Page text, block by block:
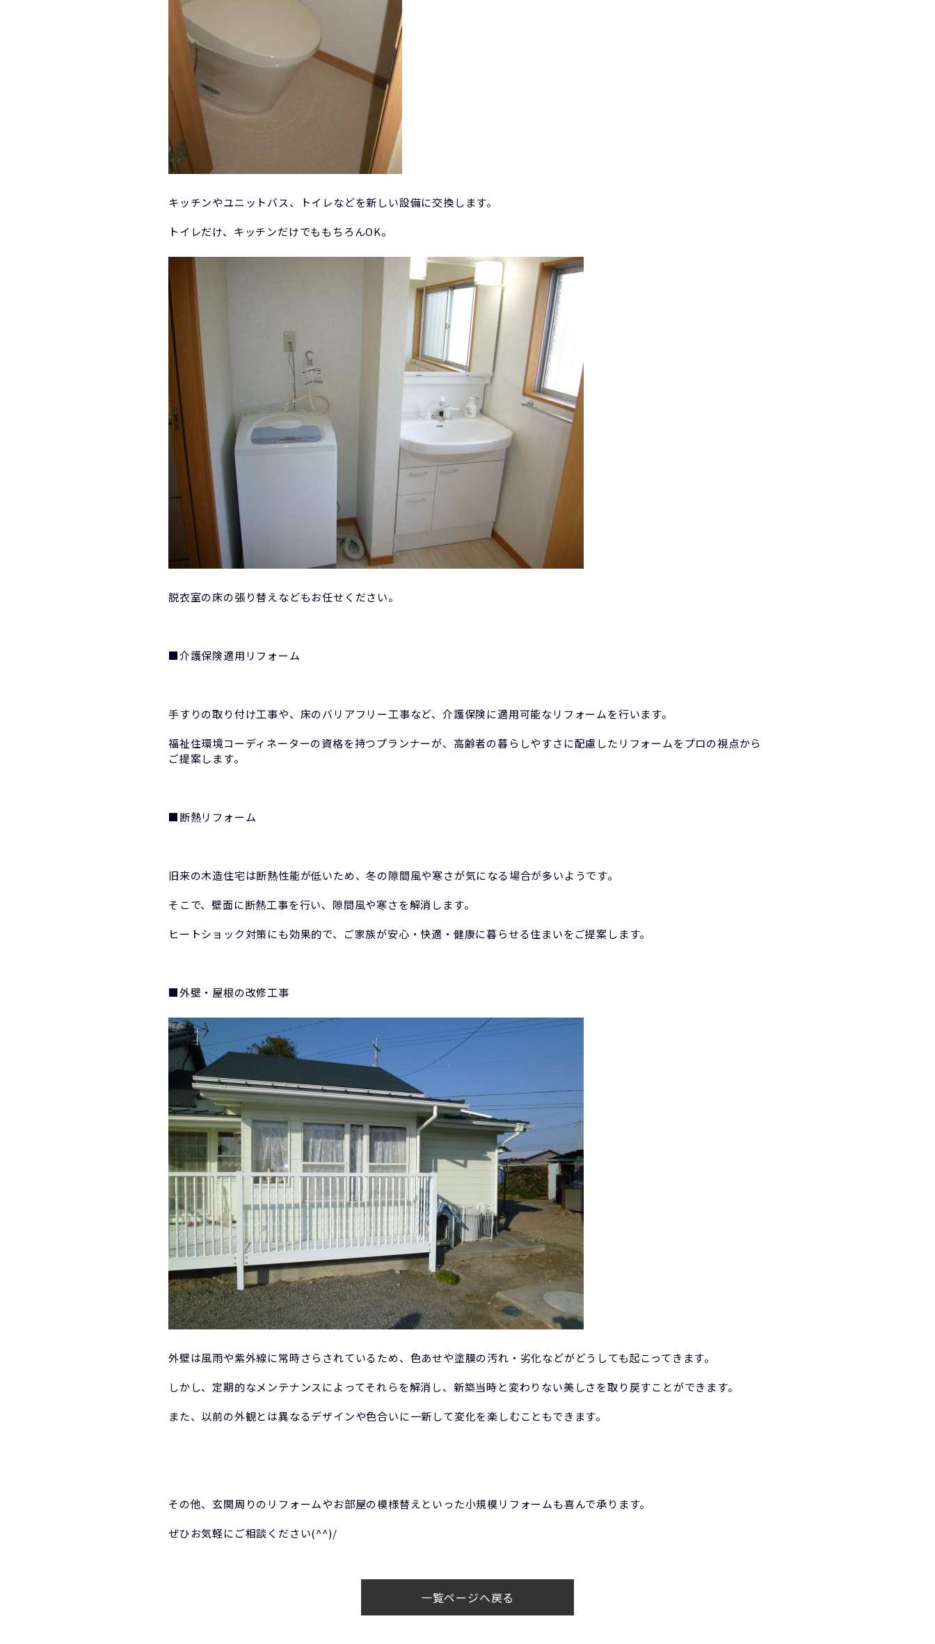
キッチンやユニットバス、トイレなどを新しい設備に交換します。
トイレだけ、キッチンだけでももちろんOK。
脱衣室の床の張り替えなどもお任せください。
■介護保険適用リフォーム
手すりの取り付け工事や、床のバリアフリー工事など、介護保険に適用可能なリフォームを行います。
福祉住環境コーディネーターの資格を持つプランナーが、高齢者の暮らしやすさに配慮したリフォームをプロの視点から
ご提案します。
■断熱リフォーム
旧来の木造住宅は断熱性能が低いため、冬の隙間風や寒さが気になる場合が多いようです。
そこで、壁面に断熱工事を行い、隙間風や寒さを解消します。
ヒートショック対策にも効果的で、ご家族が安心・快適・健康に暮らせる住まいをご提案します。
■外壁・屋根の改修工事
外壁は風雨や紫外線に常時さらされているため、色あせや塗膜の汚れ・劣化などがどうしても起こってきます。
しかし、定期的なメンテナンスによってそれらを解消し、新築当時と変わりない美しさを取り戻すことができます。
また、以前の外観とは異なるデザインや色合いに一新して変化を楽しむこともできます。
その他、玄関周りのリフォームやお部屋の模様替えといった小規模リフォームも喜んで承ります。
ぜひお気軽にご相談ください(^^)/
一覧ページへ戻る